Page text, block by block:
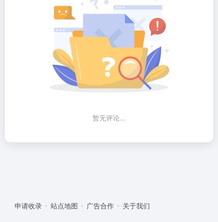
暂无评论...
申请收录 站点地图 广告合作 关于我们